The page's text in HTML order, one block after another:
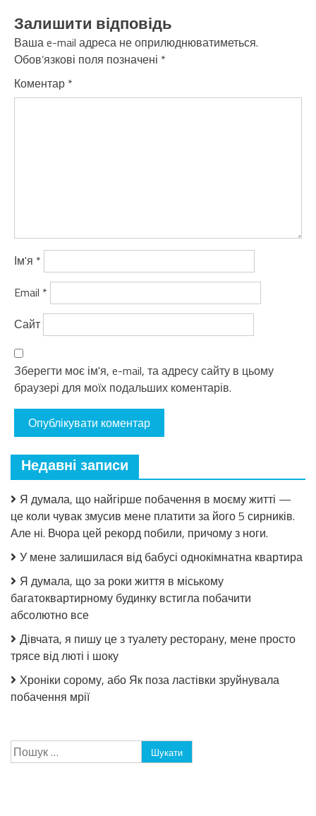
Залишити відповідь
Ваша e-mail адреса не оприлюднюватиметься.
Обов’язкові поля позначені *
Коментар *
Ім'я *
Email *
Сайт
Зберегти моє ім'я, e-mail, та адресу сайту в цьому
браузері для моїх подальших коментарів.
Недавні записи
Я думала, що найгірше побачення в моєму житті —
це коли чувак змусив мене платити за його 5 сирників.
Але ні. Вчора цей рекорд побили, причому з ноги.
У мене залишилася від бабусі однокімнатна квартира
Я думала, що за роки життя в міському
багатоквартирному будинку встигла побачити
абсолютно все
Дівчата, я пишу це з туалету ресторану, мене просто
трясе від люті і шоку
Хроніки сорому, або Як поза ластівки зруйнувала
побачення мрії
Пошук: